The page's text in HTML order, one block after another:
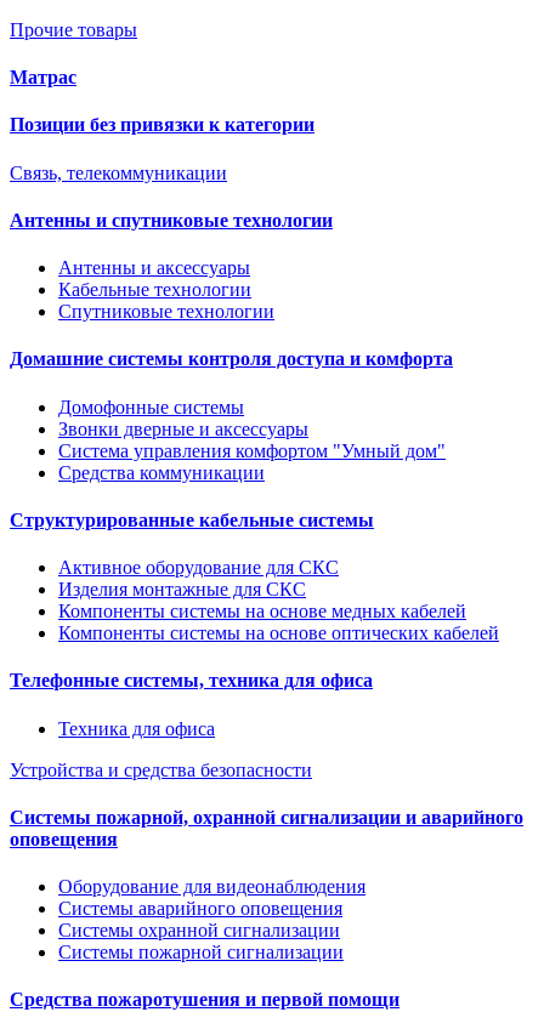
Прочие товары
Матрас
Позиции без привязки к категории
Связь, телекоммуникации
Антенны и спутниковые технологии
Антенны и аксессуары
Кабельные технологии
Спутниковые технологии
Домашние системы контроля доступа и комфорта
Домофонные системы
Звонки дверные и аксессуары
Система управления комфортом "Умный дом"
Средства коммуникации
Структурированные кабельные системы
Активное оборудование для СКС
Изделия монтажные для СКС
Компоненты системы на основе медных кабелей
Компоненты системы на основе оптических кабелей
Телефонные системы, техника для офиса
Техника для офиса
Устройства и средства безопасности
Системы пожарной, охранной сигнализации и аварийного
оповещения
Оборудование для видеонаблюдения
Системы аварийного оповещения
Системы охранной сигнализации
Системы пожарной сигнализации
Средства пожаротушения и первой помощи